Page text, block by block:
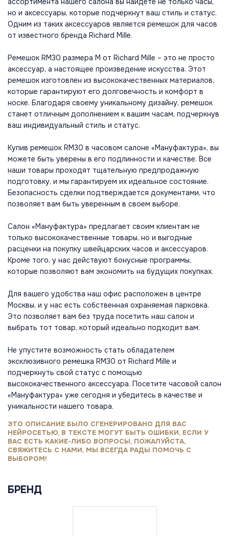
но и аксессуары, которые подчеркнут ваш стиль и статус.
Одним из таких аксессуаров является ремешок для часов
от известного бренда Richard Mille.
Ремешок RM30 размера M от Richard Mille – это не просто
аксессуар, а настоящее произведение искусства. Этот
ремешок изготовлен из высококачественных материалов,
которые гарантируют его долговечность и комфорт в
носке. Благодаря своему уникальному дизайну, ремешок
станет отличным дополнением к вашим часам, подчеркнув
ваш индивидуальный стиль и статус.
Купив ремешок RM30 в часовом салоне «Мануфактура», вы
можете быть уверены в его подлинности и качестве. Все
наши товары проходят тщательную предпродажную
подготовку, и мы гарантируем их идеальное состояние.
Безопасность сделки подтверждается документами, что
позволяет вам быть уверенным в своем выборе.
Салон «Мануфактура» предлагает своим клиентам не
только высококачественные товары, но и выгодные
расценки на покупку швейцарских часов и аксессуаров.
Кроме того, у нас действуют бонусные программы,
которые позволяют вам экономить на будущих покупках.
Для вашего удобства наш офис расположен в центре
Москвы, и у нас есть собственная охраняемая парковка.
Это позволяет вам без труда посетить наш салон и
выбрать тот товар, который идеально подходит вам.
Не упустите возможность стать обладателем
эксклюзивного ремешка RM30 от Richard Mille и
подчеркнуть свой статус с помощью
высококачественного аксессуара. Посетите часовой салон
«Мануфактура» уже сегодня и убедитесь в качестве и
уникальности нашего товара.
ЭТО ОПИСАНИЕ БЫЛО СГЕНЕРИРОВАНО ДЛЯ ВАС
НЕЙРОСЕТЬЮ, В ТЕКСТЕ МОГУТ БЫТЬ ОШИБКИ, ЕСЛИ У
ВАС ЕСТЬ КАКИЕ-ЛИБО ВОПРОСЫ, ПОЖАЛУЙСТА,
СВЯЖИТЕСЬ С НАМИ, МЫ ВСЕГДА РАДЫ ПОМОЧЬ С
ВЫБОРОМ!
БРЕНД